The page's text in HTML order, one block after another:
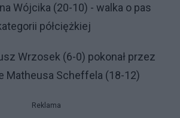
Wójcika (20-10) - walka o pas
półciężkiej
Wrzosek (6-0) pokonał przez
Matheusa Scheffela (18-12)
Reklama